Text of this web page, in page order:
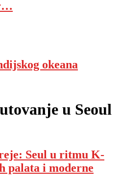
okeana
u Seoul
Seul u ritmu K-
palata i moderne